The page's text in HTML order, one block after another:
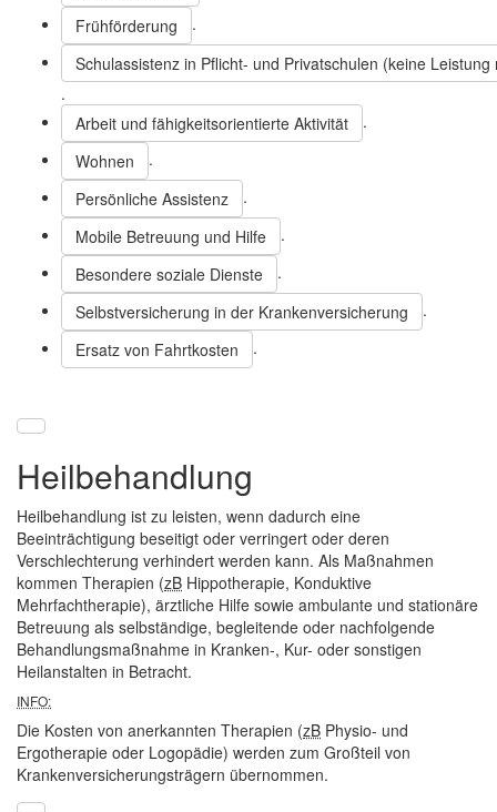
Frühförderung
.
Schulassistenz in Pflicht- und Privatschulen (keine
.
Arbeit und fähigkeitsorientierte Aktivität
.
Wohnen
.
Persönliche Assistenz
.
Mobile Betreuung und Hilfe
.
Besondere soziale Dienste
.
Selbstversicherung in der Krankenversicherung
.
Ersatz von Fahrtkosten
.
Heilbehandlung
Heilbehandlung ist zu leisten, wenn dadurch eine
Beeinträchtigung beseitigt oder verringert oder deren
Verschlechterung verhindert werden kann. Als Maßnahmen
kommen Therapien (zB Hippotherapie, Konduktive
Mehrfachtherapie), ärztliche Hilfe sowie ambulante und stationäre
Betreuung als selbständige, begleitende oder nachfolgende
Behandlungsmaßnahme in Kranken-, Kur- oder sonstigen
Heilanstalten in Betracht.
INFO:
Die Kosten von anerkannten Therapien (zB Physio- und
Ergotherapie oder Logopädie) werden zum Großteil von
Krankenversicherungsträgern übernommen.